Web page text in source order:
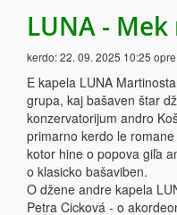
LUNA -
kerdo:22. 09. 2025 10:25
E kapela LUNA
grupa, kaj bašaven štar
konzervatorijum andro
primarno kerdo le
kotor hine o popova giľa
o klasicko bašaviben.
O džene andre kapela
Petra Cicková - o